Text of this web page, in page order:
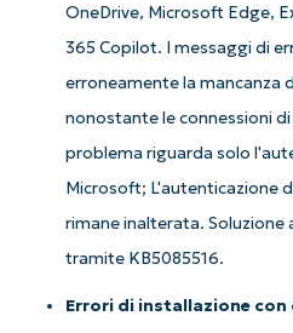
OneDrive, Microsoft Edge,
365 Copilot. I messaggi di
erroneamente la mancanza
nonostante le connessioni
problema riguarda solo
Microsoft; L'autenticazione
rimane inalterata.
tramite KB5085516.
Errori di installazione con